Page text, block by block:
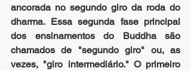
ancorada no segundo giro da roda do
dharma. Essa segunda fase principal
dos ensinamentos do Buddha são
chamados de "segundo giro" ou, as
vezes, "giro intermediário." O primeiro